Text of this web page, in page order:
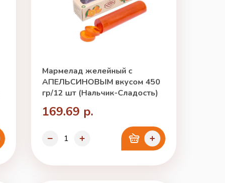
Мармелад желейный с
АПЕЛЬСИНОВЫМ вкусом 450
гр/12 шт (Нальчик-Сладость)
169.69 р.